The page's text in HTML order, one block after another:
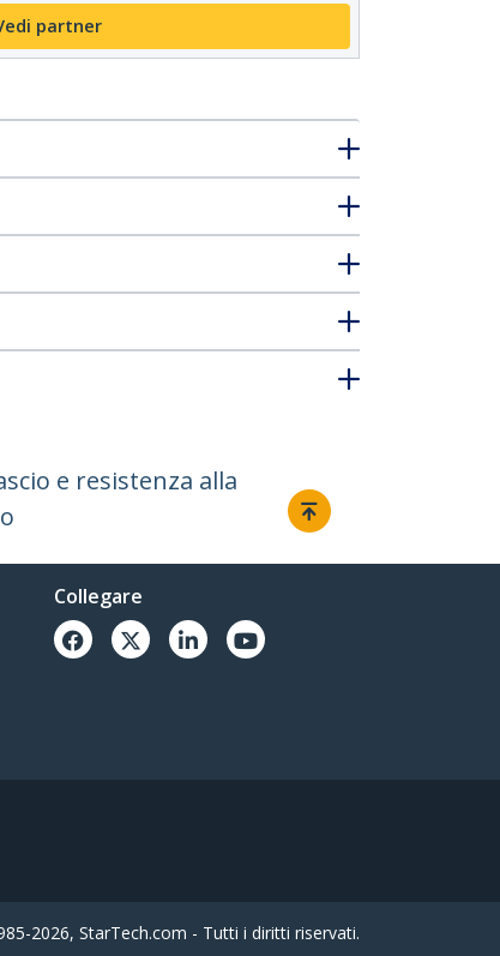
partner
e resistenza alla
Collegare
2026, StarTech.com - Tutti i diritti riservati.